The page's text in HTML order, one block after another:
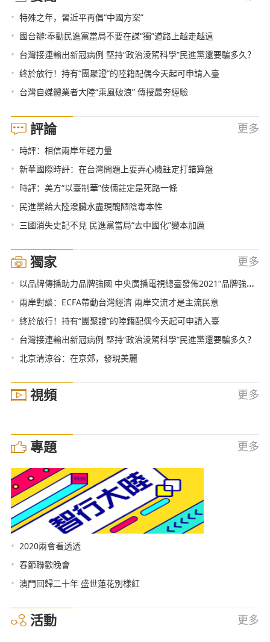
• 特殊之年，習近平再倡“中國方案”
• 國台辦:奉勸民進黨當局不要在謀“獨”道路上越走越遠
• 台灣接連輸出新冠病例 堅持“政治淩駕科學”民進黨還要騙多久？
• 終於放行！持有“團聚證”的陸籍配偶今天起可申請入臺
• 台灣自媒體業者大陸“乘風破浪” 傳授最夯經驗
評論 更多
• 時評：相信兩岸年輕力量
• 新華國際時評：在台灣問題上耍弄心機註定打錯算盤
• 時評：美方“以臺制華”伎倆註定是死路一條
• 民進黨給大陸潑臟水盡現醜陋陰毒本性
• 三國消失史記不見 民進黨當局“去中國化”變本加厲
獨家 更多
• 以品牌傳播助力品牌強國 中央廣播電視總臺發佈2021“品牌強國工程”融媒體傳播方案
• 兩岸對談：ECFA帶動台灣經濟 兩岸交流才是主流民意
• 終於放行！持有“團聚證”的陸籍配偶今天起可申請入臺
• 台灣接連輸出新冠病例 堅持“政治淩駕科學”民進黨還要騙多久？
• 北京清涼谷：在京郊，發現美麗
視頻 更多
專題 更多
• 2020兩會看透透
• 春節聯歡晚會
• 澳門回歸二十年 盛世蓮花別樣紅
活動 更多